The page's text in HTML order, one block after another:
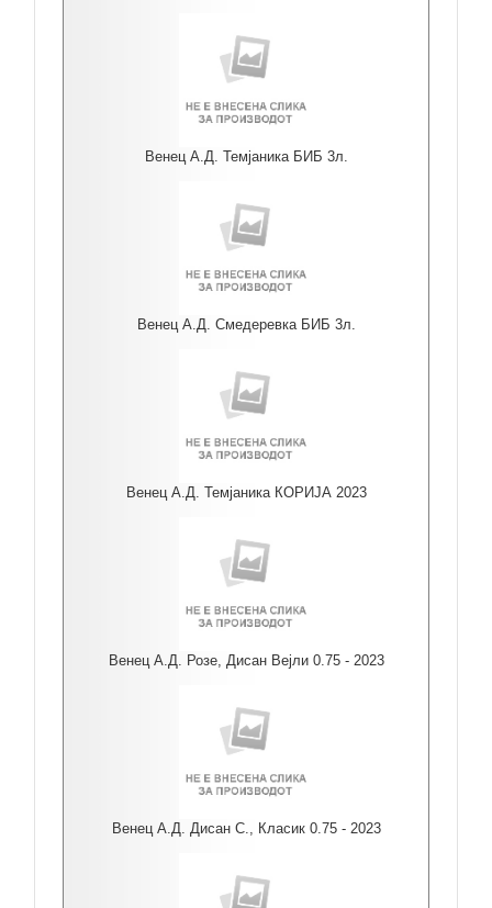
Венец А.Д. Темјаника БИБ 3л.
Венец А.Д. Смедеревка БИБ 3л.
Венец А.Д. Темјаника КОРИЈА 2023
Венец А.Д. Розе, Дисан Вејли 0.75 - 2023
Венец А.Д. Дисан С., Класик 0.75 - 2023